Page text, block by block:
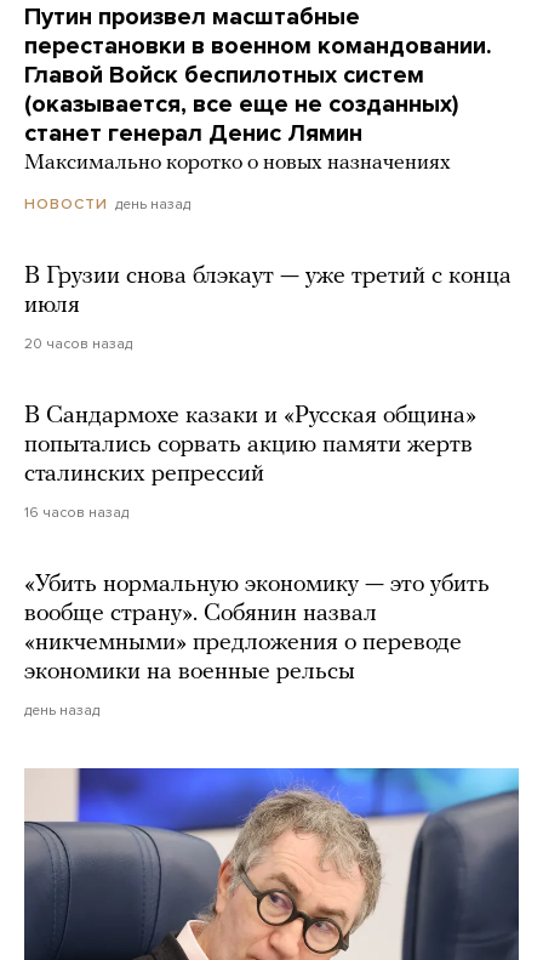
Путин произвел масштабные
перестановки в военном командовании.
Главой Войск беспилотных систем
(оказывается, все еще не созданных)
станет генерал Денис Лямин
Максимально коротко о новых назначениях
НОВОСТИ день назад
В Грузии снова блэкаут — уже третий с конца
июля
20 часов назад
В Сандармохе казаки и «Русская община»
попытались сорвать акцию памяти жертв
сталинских репрессий
16 часов назад
«Убить нормальную экономику — это убить
вообще страну». Собянин назвал
«никчемными» предложения о переводе
экономики на военные рельсы
день назад